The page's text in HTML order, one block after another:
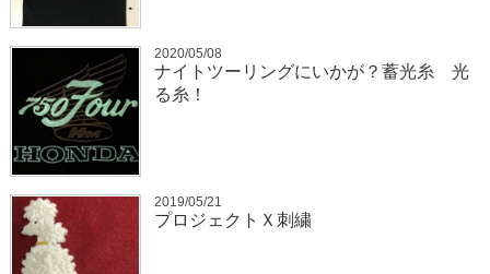
2020/05/08
ナイトツーリングにいかが？蓄光糸 光
る糸！
2019/05/21
プロジェクトＸ刺繍